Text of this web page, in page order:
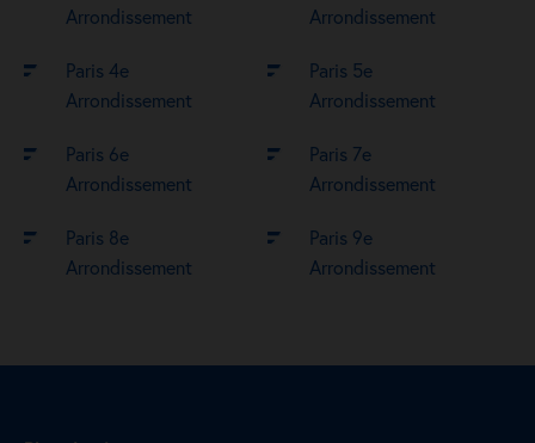
Arrondissement
Arrondissement
Paris 4e
Arrondissement
Paris 5e
Arrondissement
Paris 6e
Arrondissement
Paris 7e
Arrondissement
Paris 8e
Arrondissement
Paris 9e
Arrondissement